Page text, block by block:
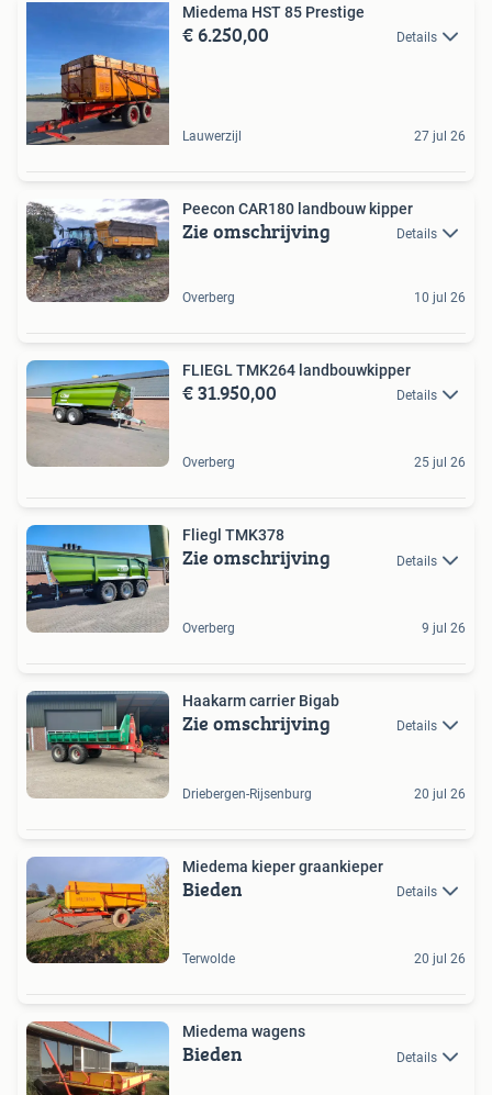
Miedema HST 85 Prestige
€ 6.250,00 Details
Lauwerzijl 27 jul 26
Peecon CAR180 landbouw kipper
Zie omschrijving Details
Overberg 10 jul 26
FLIEGL TMK264 landbouwkipper
€ 31.950,00 Details
Overberg 25 jul 26
Fliegl TMK378
Zie omschrijving Details
Overberg 9 jul 26
Haakarm carrier Bigab
Zie omschrijving Details
Driebergen-Rijsenburg 20 jul 26
Miedema kieper graankieper
Bieden Details
Terwolde 20 jul 26
Miedema wagens
Bieden Details